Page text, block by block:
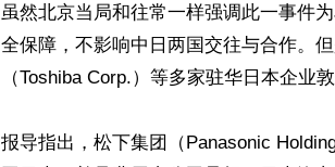
虽然北京当局和往常一样强调此一事件
全保障，不影响中日两国交往与合作。
（Toshiba Corp.）等多家驻华日本企业
报导指出，松下集团（Panasonic